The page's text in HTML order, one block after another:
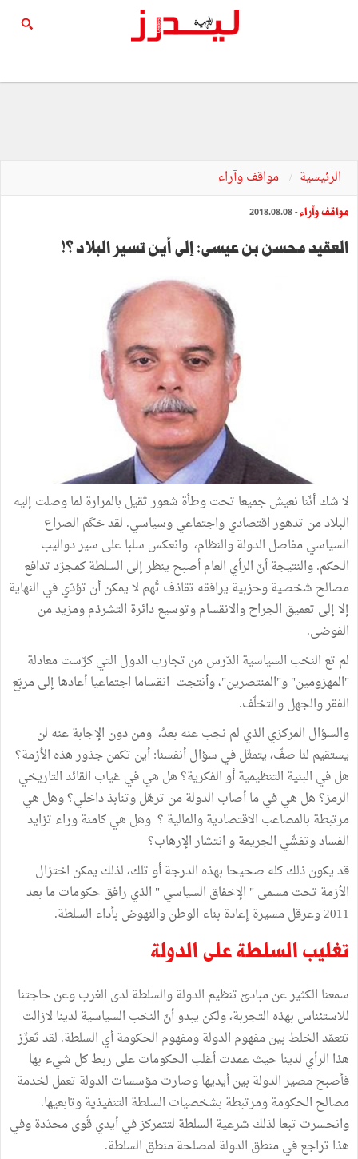
الرئيسية مواقف وآراء
مواقف وآراء- 2018.08.08
العقيد محسن بن عيسى: إلى أين تسير البلاد ؟!
لا شك أنّنا نعيش جميعا تحت وطأة شعور ثقيل بالمرارة لما وصلت إليه
البلاد من تدهور اقتصادي واجتماعي وسياسي. لقد حَكَم الصراع
السياسي مفاصل الدولة والنظام، وانعكس سلبا على سير دواليب
الحكم. والنتيجة أنّ الرأي العام أصبح ينظر إلى السلطة كمجرّد تدافع
مصالح شخصية وحزبية يرافقه تقاذف تُهم لا يمكن أن تؤدّي في النهاية
إلا إلى تعميق الجراح والانقسام وتوسيع دائرة التشرذم ومزيد من
الفوضى.
لم تع النخب السياسية الدّرس من تجارب الدول التي كرّست معادلة
"المهزومين" و"المنتصرين"، وأنتجت انقساما اجتماعيا أعادها إلى مربّع
الفقر والجهل والتخلّف.
والسؤال المركزي الذي لم نجب عنه بعدُ، ومن دون الإجابة عنه لن
يستقيم لنا صفّ، يتمثّل في سؤال أنفسنا: أين تكمن جذور هذه الأزمة؟
هل في البنية التنظيمية أو الفكرية؟ هل هي في غياب القائد التاريخي
الرمز؟ هل هي في ما أصاب الدولة من ترهّل وتنابذ داخلي؟ وهل هي
مرتبطة بالمصاعب الاقتصادية والمالية ؟ وهل هي كامنة وراء تزايد
الفساد وتفشّي الجريمة و انتشار الإرهاب؟
قد يكون ذلك كله صحيحا بهذه الدرجة أو تلك، لذلك يمكن اختزال
الأزمة تحت مسمى " الإخفاق السياسي " الذي رافق حكومات ما بعد
2011 وعرقل مسيرة إعادة بناء الوطن والنهوض بأداء السلطة.
تغليب السلطة على الدولة
سمعنا الكثير عن مبادئ تنظيم الدولة والسلطة لدى الغرب وعن حاجتنا
للاستئناس بهذه التجربة، ولكن يبدو أنّ النخب السياسية لدينا لازالت
تتعمّد الخلط بين مفهوم الدولة ومفهوم الحكومة أي السلطة. لقد تَعزّز
هذا الرأي لدينا حيث عمدت أغلب الحكومات على ربط كل شيء بها
فأصبح مصير الدولة بين أيديها وصارت مؤسسات الدولة تعمل لخدمة
مصالح الحكومة ومرتبطة بشخصيات السلطة التنفيذية وتابعيها.
وانحسرت تبعا لذلك شرعية السلطة لتتمركز في أيدي قُوى محدّدة وفي
هذا تراجع في منطق الدولة لمصلحة منطق السلطة.